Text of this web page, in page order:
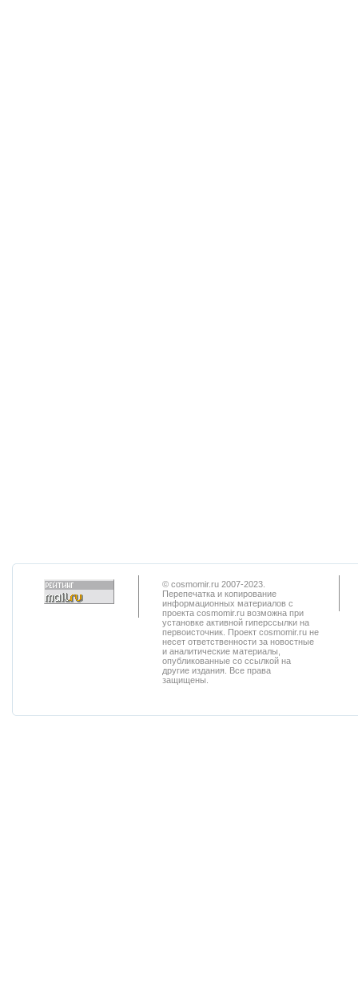
© cosmomir.ru 2007-2023.
Перепечатка и копирование
информационных материалов с
проекта cosmomir.ru возможна при
установке активной гиперссылки на
первоисточник. Проект cosmomir.ru не
несет ответственности за новостные
и аналитические материалы,
опубликованные со ссылкой на
другие издания. Все права
защищены.